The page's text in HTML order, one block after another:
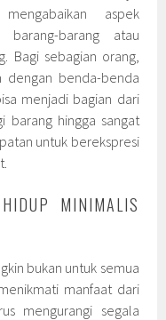
aspek
barang-barang atau
Bagi sebagian orang,
dengan benda-benda
menjadi bagian dari
barang hingga sangat
untuk berekspresi
MINIMALIS
bukan untuk semua
manfaat dari
mengurangi segala